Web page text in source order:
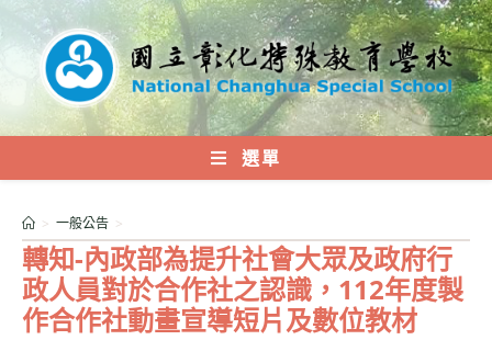
內
選單
轉知-內政部為提升社會大眾及政府行
政人員對於合作社之認識，112年度製
作合作社動畫宣導短片及數位教材
> 一般公告 >